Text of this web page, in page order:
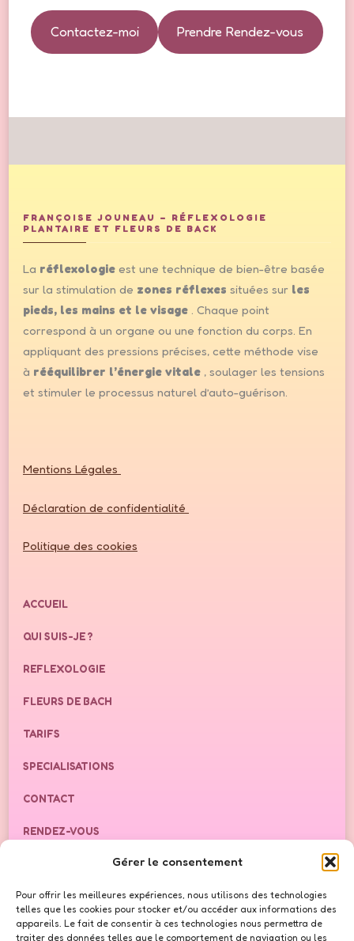
Gérer le consentement
Pour offrir les meilleures expériences, nous utilisons des technologies
telles que les cookies pour stocker et/ou accéder aux informations des
appareils. Le fait de consentir à ces technologies nous permettra de
traiter des données telles que le comportement de navigation ou les
Contactez-moi Prendre Rendez-vous
FRANÇOISE JOUNEAU – RÉFLEXOLOGIE
PLANTAIRE ET FLEURS DE BACK
La réflexologie est une technique de bien-être basée
sur la stimulation de zones réflexes situées sur les
pieds, les mains et le visage . Chaque point
correspond à un organe ou une fonction du corps. En
appliquant des pressions précises, cette méthode vise
à rééquilibrer l’énergie vitale , soulager les tensions
et stimuler le processus naturel d’auto-guérison.
Mentions Légales
Déclaration de confidentialité
Politique des cookies
ACCUEIL
QUI SUIS-JE ?
REFLEXOLOGIE
FLEURS DE BACH
TARIFS
SPECIALISATIONS
CONTACT
RENDEZ-VOUS
BLOG